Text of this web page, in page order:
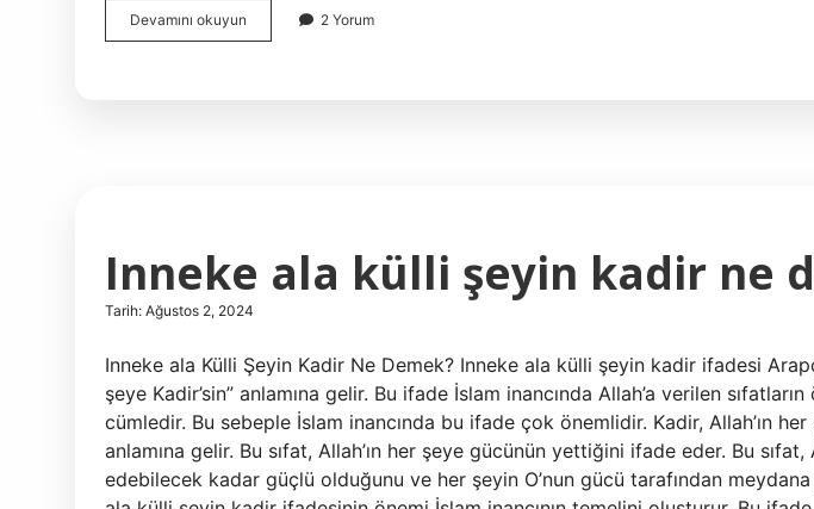
Devamını okuyun
katında
2 Yorum
Inneke ala külli şeyin kadir ne
Tarih: Ağustos 2, 2024
Inneke ala Külli Şeyin Kadir Ne Demek? Inneke ala külli şeyin kadir ifadesi
şeye Kadir’sin” anlamına gelir. Bu ifade İslam inancında Allah’a verilen sıfatların
cümledir. Bu sebeple İslam inancında bu ifade çok önemlidir. Kadir, Allah’ın
anlamına gelir. Bu sıfat, Allah’ın her şeye gücünün yettiğini ifade eder. Bu sıfat,
edebilecek kadar güçlü olduğunu ve her şeyin O’nun gücü tarafından